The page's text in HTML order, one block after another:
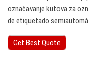
označavanje kutova za
de etiquetado
Get Best Quote